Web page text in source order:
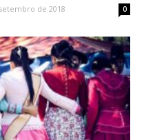
de 2018 0